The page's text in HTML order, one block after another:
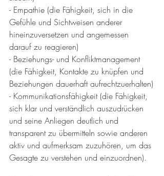
- Empathie (die Fähigkeit, sich in die
Gefühle und Sichtweisen anderer
hineinzuversetzen und angemessen
darauf zu reagieren)
- Beziehungs- und Konfliktmanagement
(die Fähigkeit, Kontakte zu knüpfen und
Beziehungen dauerhaft aufrechtzuerhalten)
- Kommunikationsfähigkeit (die Fähigkeit,
sich klar und verständlich auszudrücken
und seine Anliegen deutlich und
transparent zu übermitteln sowie anderen
aktiv und aufmerksam zuzuhören, um das
Gesagte zu verstehen und einzuordnen).